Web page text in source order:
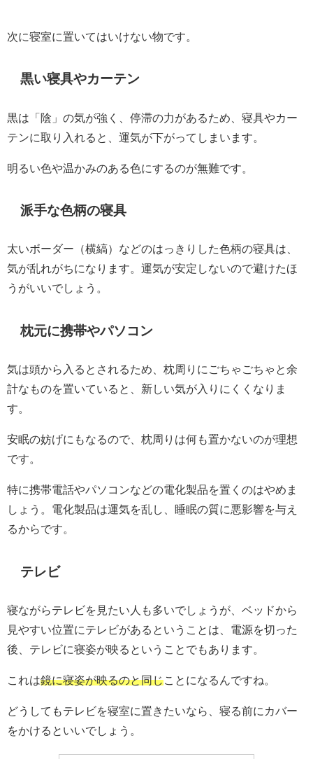
次に寝室に置いてはいけない物です。
黒い寝具やカーテン
黒は「陰」の気が強く、停滞の力があるため、寝具やカー
テンに取り入れると、運気が下がってしまいます。
明るい色や温かみのある色にするのが無難です。
派手な色柄の寝具
太いボーダー（横縞）などのはっきりした色柄の寝具は、
気が乱れがちになります。運気が安定しないので避けたほ
うがいいでしょう。
枕元に携帯やパソコン
気は頭から入るとされるため、枕周りにごちゃごちゃと余
計なものを置いていると、新しい気が入りにくくなりま
す。
安眠の妨げにもなるので、枕周りは何も置かないのが理想
です。
特に携帯電話やパソコンなどの電化製品を置くのはやめま
しょう。電化製品は運気を乱し、睡眠の質に悪影響を与え
るからです。
テレビ
寝ながらテレビを見たい人も多いでしょうが、ベッドから
見やすい位置にテレビがあるということは、電源を切った
後、テレビに寝姿が映るということでもあります。
これは鏡に寝姿が映るのと同じ ことになるんですね。
どうしてもテレビを寝室に置きたいなら、寝る前にカバー
をかけるといいでしょう。